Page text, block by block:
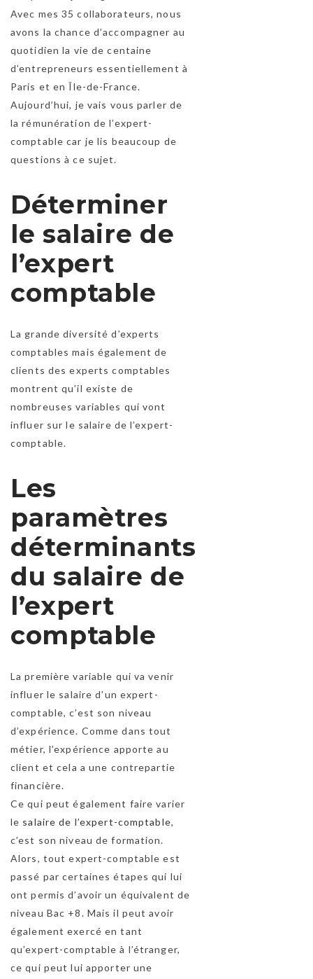
Avec mes 35 collaborateurs, nous
avons la chance d’accompagner au
quotidien la vie de centaine
d’entrepreneurs essentiellement à
Paris et en Île-de-France.
Aujourd’hui, je vais vous parler de
la rémunération de l’expert-
comptable car je lis beaucoup de
questions à ce sujet.
Déterminer
le salaire de
l’expert
comptable
La grande diversité d’experts
comptables mais également de
clients des experts comptables
montrent qu’il existe de
nombreuses variables qui vont
influer sur le salaire de l’expert-
comptable.
Les
paramètres
déterminants
du salaire de
l’expert
comptable
La première variable qui va venir
influer le salaire d’un expert-
comptable, c’est son niveau
d’expérience. Comme dans tout
métier, l’expérience apporte au
client et cela a une contrepartie
financière.
Ce qui peut également faire varier
le salaire de l’expert-comptable,
c’est son niveau de formation.
Alors, tout expert-comptable est
passé par certaines étapes qui lui
ont permis d’avoir un équivalent de
niveau Bac +8. Mais il peut avoir
également exercé en tant
qu’expert-comptable à l’étranger,
ce qui peut lui apporter une